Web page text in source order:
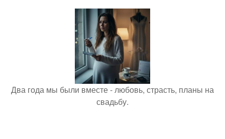
Два года мы были вместе - любовь, страсть, планы на
свадьбу.